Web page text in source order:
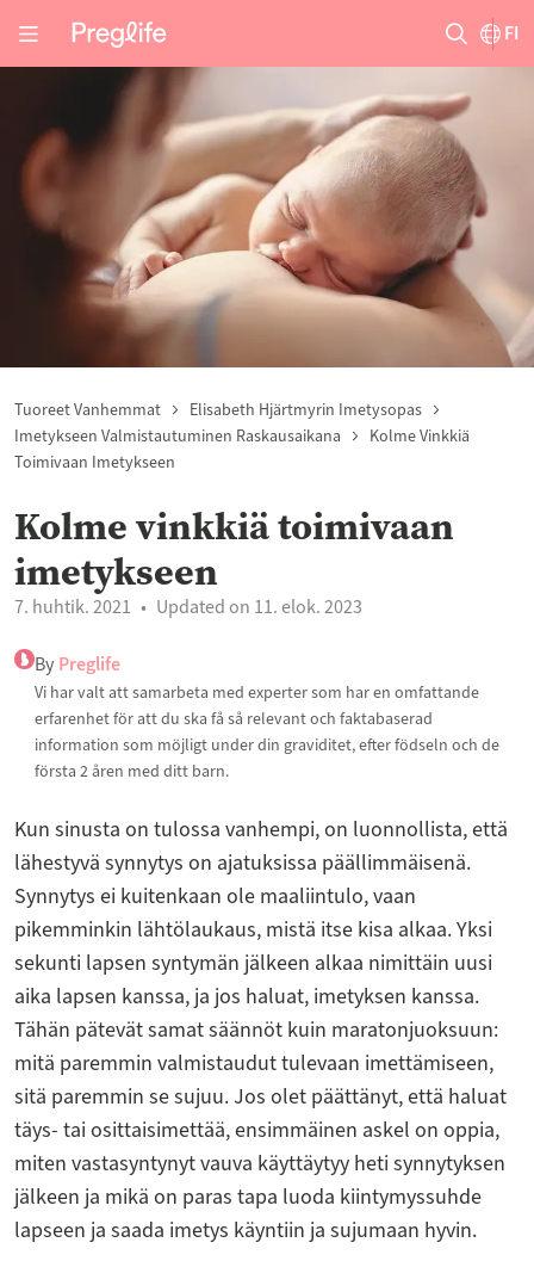
FI
Tuoreet Vanhemmat
Elisabeth Hjärtmyrin Imetysopas
Imetykseen Valmistautuminen Raskausaikana
Kolme Vinkkiä
Toimivaan Imetykseen
Kolme vinkkiä toimivaan
imetykseen
7. huhtik. 2021 Updated on 11. elok. 2023
By Preglife
Vi har valt att samarbeta med experter som har en omfattande
erfarenhet för att du ska få så relevant och faktabaserad
information som möjligt under din graviditet, efter födseln och de
första 2 åren med ditt barn.
Kun sinusta on tulossa vanhempi, on luonnollista, että
lähestyvä synnytys on ajatuksissa päällimmäisenä.
Synnytys ei kuitenkaan ole maaliintulo, vaan
pikemminkin lähtölaukaus, mistä itse kisa alkaa. Yksi
sekunti lapsen syntymän jälkeen alkaa nimittäin uusi
aika lapsen kanssa, ja jos haluat, imetyksen kanssa.
Tähän pätevät samat säännöt kuin maratonjuoksuun:
mitä paremmin valmistaudut tulevaan imettämiseen,
sitä paremmin se sujuu. Jos olet päättänyt, että haluat
täys- tai osittaisimettää, ensimmäinen askel on oppia,
miten vastasyntynyt vauva käyttäytyy heti synnytyksen
jälkeen ja mikä on paras tapa luoda kiintymyssuhde
lapseen ja saada imetys käyntiin ja sujumaan hyvin.